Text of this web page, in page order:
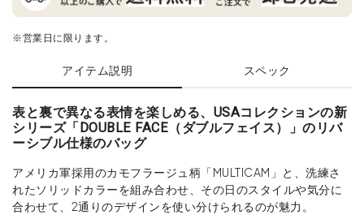
※営業日に限ります。
アイテム説明 スペック
表と裏で異なる表情を楽しめる、USAコレクションの新
シリーズ「DOUBLE FACE（ダブルフェイス）」のリバ
ーシブル仕様のバッグ
アメリカ軍採用のカモフラージュ柄「MULTICAM」と、洗練さ
れたソリッドカラーを組み合わせ、その日のスタイルや気分に
合わせて、2通りのデザインを使い分けられるのが魅力。